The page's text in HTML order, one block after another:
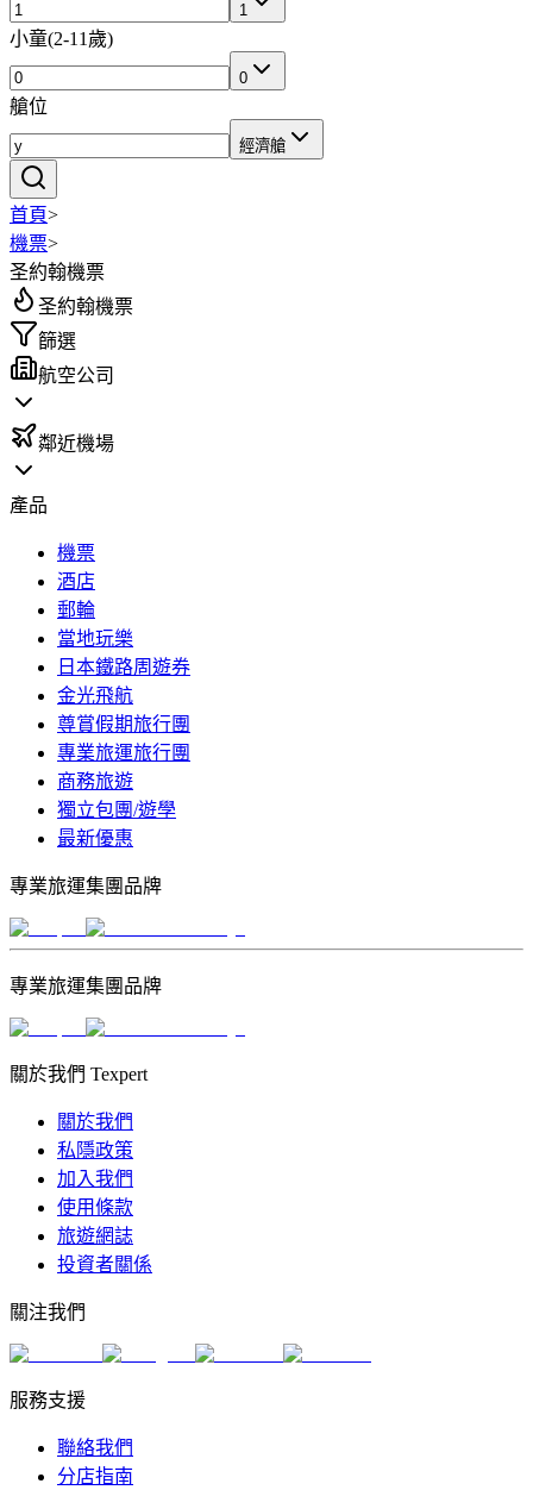
1
小童(2-11歲)
0
艙位
經濟艙
首頁>
機票>
圣約翰機票
圣約翰機票
篩選
航空公司
鄰近機場
產品
機票
酒店
郵輪
當地玩樂
日本鐵路周遊券
金光飛航
尊賞假期旅行團
專業旅運旅行團
商務旅遊
獨立包團/遊學
最新優惠
專業旅運集團品牌
專業旅運集團品牌
關於我們 Texpert
關於我們
私隱政策
加入我們
使用條款
旅遊網誌
投資者關係
關注我們
服務支援
聯絡我們
分店指南